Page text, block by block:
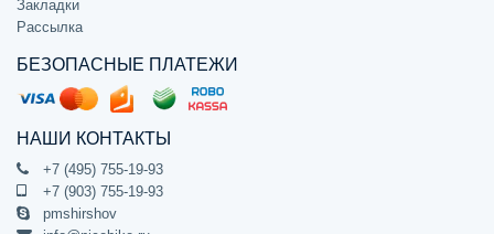
Закладки
Рассылка
БЕЗОПАСНЫЕ ПЛАТЕЖИ
НАШИ КОНТАКТЫ
+7 (495) 755-19-93
+7 (903) 755-19-93
pmshirshov